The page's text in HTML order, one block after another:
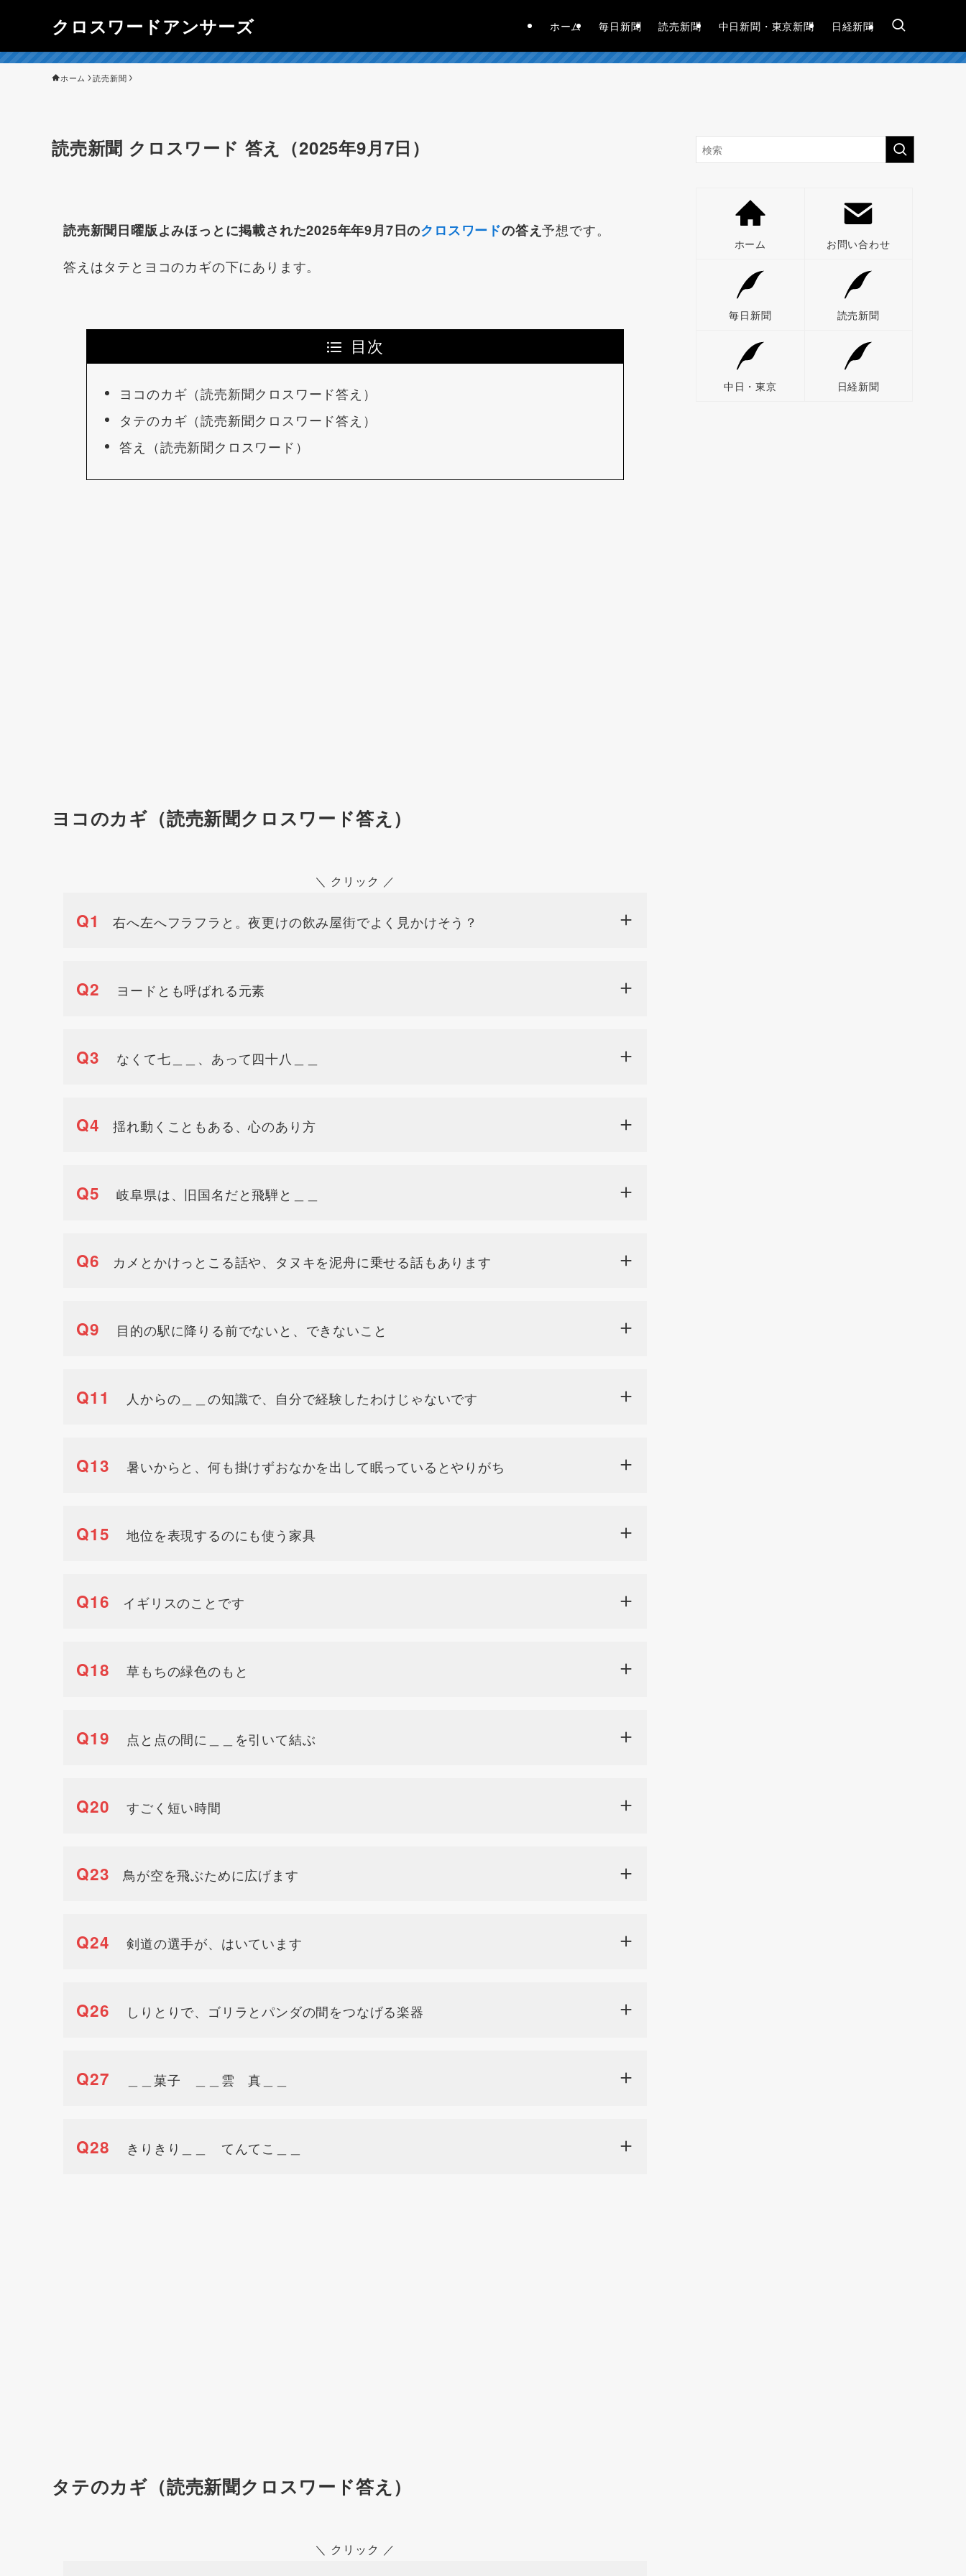
クロスワードアンサーズ ホーム 毎日新聞 読売新聞 中日新聞・東京新聞 日経新聞
ホーム 読売新聞
読売新聞 クロスワード 答え（2025年9月7日）
読売新聞日曜版よみほっとに掲載された2025年年9月7日のクロスワードの答え予想です。
答えはタテとヨコのカギの下にあります。
目次
ヨコのカギ（読売新聞クロスワード答え）
タテのカギ（読売新聞クロスワード答え）
答え（読売新聞クロスワード）
ヨコのカギ（読売新聞クロスワード答え）
＼ クリック ／
Q1 右へ左へフラフラと。夜更けの飲み屋街でよく見かけそう？
Q2 ヨードとも呼ばれる元素
Q3 なくて七＿＿、あって四十八＿＿
Q4 揺れ動くこともある、心のあり方
Q5 岐阜県は、旧国名だと飛騨と＿＿
Q6 カメとかけっとこる話や、タヌキを泥舟に乗せる話もあります
Q9 目的の駅に降りる前でないと、できないこと
Q11 人からの＿＿の知識で、自分で経験したわけじゃないです
Q13 暑いからと、何も掛けずおなかを出して眠っているとやりがち
Q15 地位を表現するのにも使う家具
Q16 イギリスのことです
Q18 草もちの緑色のもと
Q19 点と点の間に＿＿を引いて結ぶ
Q20 すごく短い時間
Q23 鳥が空を飛ぶために広げます
Q24 剣道の選手が、はいています
Q26 しりとりで、ゴリラとパンダの間をつなげる楽器
Q27 ＿＿菓子 ＿＿雲 真＿＿
Q28 きりきり＿＿ てんてこ＿＿
タテのカギ（読売新聞クロスワード答え）
＼ クリック ／
ホーム お問い合わせ
毎日新聞 読売新聞
中日・東京 日経新聞